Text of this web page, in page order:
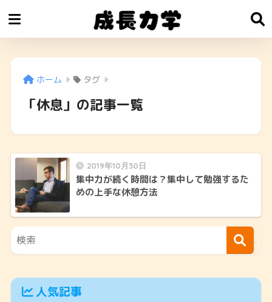
ホーム タグ
「休息」の記事一覧
2019年10月30日
集中力が続く時間は？集中して勉強するた
めの上手な休憩方法
人気記事